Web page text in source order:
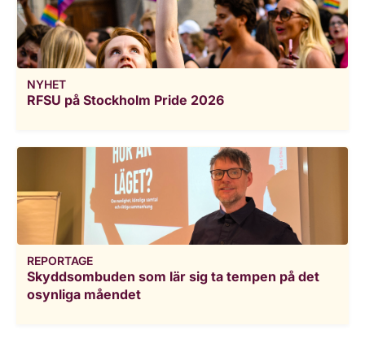
NYHET
RFSU på Stockholm Pride 2026
REPORTAGE
Skyddsombuden som lär sig ta tempen på det
osynliga måendet